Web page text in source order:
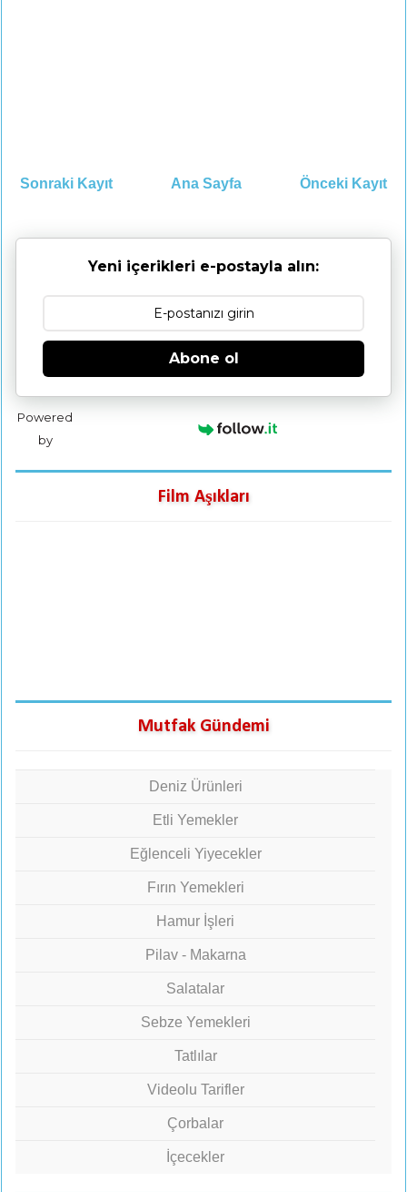
Sonraki Kayıt Önceki Kayıt
Ana Sayfa
Yeni içerikleri e-postayla alın:
Abone ol
Powered
by
Film Aşıkları
Mutfak Gündemi
Deniz Ürünleri
Etli Yemekler
Eğlenceli Yiyecekler
Fırın Yemekleri
Hamur İşleri
Pilav - Makarna
Salatalar
Sebze Yemekleri
Tatlılar
Videolu Tarifler
Çorbalar
İçecekler